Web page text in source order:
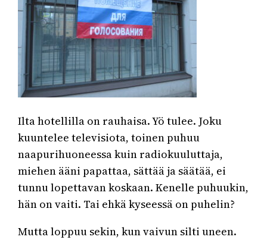
Ilta hotellilla on rauhaisa. Yö tulee. Joku
kuuntelee televisiota, toinen puhuu
naapurihuoneessa kuin radiokuuluttaja,
miehen ääni papattaa, sättää ja säätää, ei
tunnu lopettavan koskaan. Kenelle puhuukin,
hän on vaiti. Tai ehkä kyseessä on puhelin?
Mutta loppuu sekin, kun vaivun silti uneen.